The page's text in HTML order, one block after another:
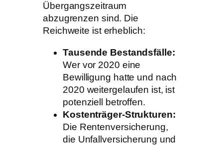
Übergangszeitraum
abzugrenzen sind. Die
Reichweite ist erheblich:
Tausende Bestandsfälle:
Wer vor 2020 eine
Bewilligung hatte und nach
2020 weitergelaufen ist, ist
potenziell betroffen.
Kostenträger-Strukturen:
Die Rentenversicherung,
die Unfallversicherung und